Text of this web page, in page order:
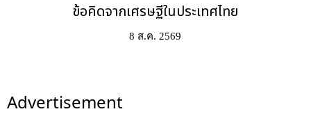
ข้อคิดจากเศรษฐีในประเทศไทย
8 ส.ค. 2569
Advertisement